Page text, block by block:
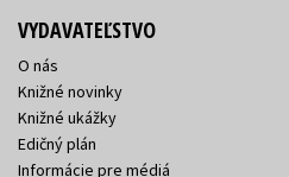
VYDAVATEĽSTVO
O nás
Knižné novinky
Knižné ukážky
Edičný plán
Informácie pre médiá